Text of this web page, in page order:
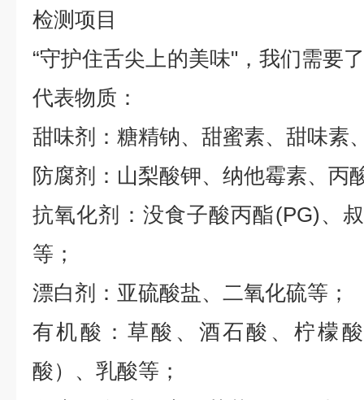
检测项目
“守护住舌尖上的美味" ，我们需要
代表物质：
甜味剂：糖精钠、甜蜜素、甜味素
防腐剂：山梨酸钾、纳他霉素、丙
抗氧化剂：没食子酸丙酯(PG)、
等；
漂白剂：亚硫酸盐、二氧化硫等；
有机酸：草酸、酒石酸、柠檬
酸）、乳酸等；